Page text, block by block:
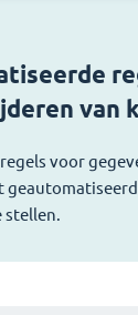
van
voor
stellen.